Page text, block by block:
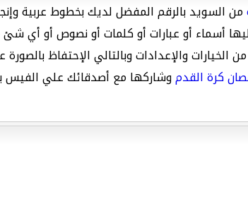
من السويد بالرقم المفضل لديك بخطوط عربية
أسماء أو عبارات أو كلمات أو نصوص أو أي
والإعدادات وبالتالي الإحتفاظ
كرة القدموشاركها مع أصدقائك علي الفيس